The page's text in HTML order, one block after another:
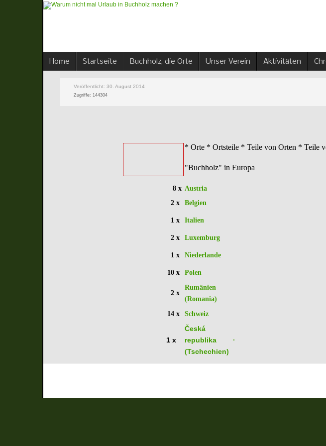
Home Startseite Buchholz, die Orte Unser Verein Aktivitäten
Veröffentlicht: 30. August 2014
Zugriffe: 144304
* Orte * Ortsteile * Teile von Orten * Teile
"Buchholz" in Europa
8 x Austria
2 x
Belgien
1 x Italien
2 x Luxemburg
1 x Niederlande
10 x Polen
2 x
Rumänien
(Romania)
14 x
Schweiz
1 x
Česká
republika
(Tschechien)